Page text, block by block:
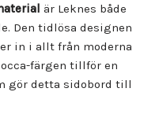
är Leknes både
Den tidlösa designen
in i allt från moderna
färgen tillför en
gör detta sidobord till